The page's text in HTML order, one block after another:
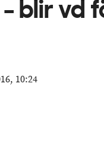
blir vd
10:24